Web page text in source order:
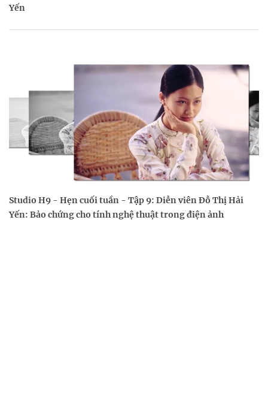
Yến
Studio H9 - Hẹn cuối tuần - Tập 9: Diễn viên Đỗ Thị Hải
Yến: Bảo chứng cho tính nghệ thuật trong điện ảnh